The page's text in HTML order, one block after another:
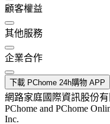
顧客權益
其他服務
企業合作
下載 PChome 24h購物 APP
網路家庭國際資訊股份
PChome and PChome
Inc.